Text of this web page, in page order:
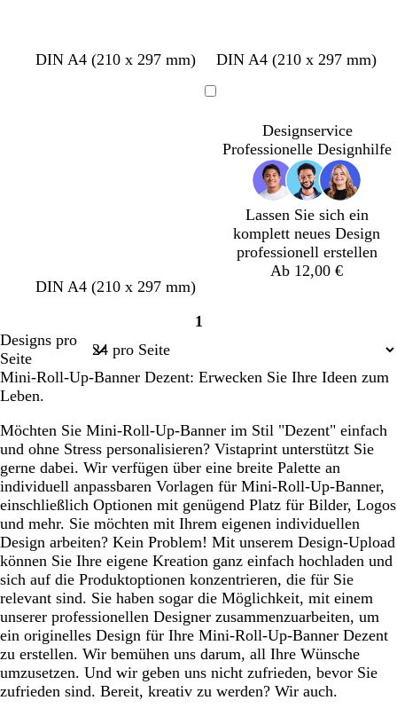
DIN A4 (210 x 297 mm) DIN A4 (210 x 297 mm)
S
w
r
z
T
k
s
S
h
D
k
l
g
a
u
G
u
S
w
r
z
D
k
l
g
a
u
W
ß
B
u
r
ü
W
ß
DIN A4 (210 x 297 mm)
Designservice
Professionelle Designhilfe
Lassen Sie sich ein
komplett neues Design
professionell erstellen
Ab 12,00 €
Seite
1
Designs pro
Seite
Mini-Roll-Up-Banner Dezent: Erwecken Sie Ihre Ideen zum
Leben.
Möchten Sie Mini-Roll-Up-Banner im Stil "Dezent" einfach
und ohne Stress personalisieren? Vistaprint unterstützt Sie
gerne dabei. Wir verfügen über eine breite Palette an
individuell anpassbaren Vorlagen für Mini-Roll-Up-Banner,
einschließlich Optionen mit genügend Platz für Bilder, Logos
und mehr. Sie möchten mit Ihrem eigenen individuellen
Design arbeiten? Kein Problem! Mit unserem Design-Upload
können Sie Ihre eigene Kreation ganz einfach hochladen und
sich auf die Produktoptionen konzentrieren, die für Sie
relevant sind. Sie haben sogar die Möglichkeit, mit einem
unserer professionellen Designer zusammenzuarbeiten, um
ein originelles Design für Ihre Mini-Roll-Up-Banner Dezent
zu erstellen. Wir bemühen uns darum, all Ihre Wünsche
umzusetzen. Und wir geben uns nicht zufrieden, bevor Sie
zufrieden sind. Bereit, kreativ zu werden? Wir auch.